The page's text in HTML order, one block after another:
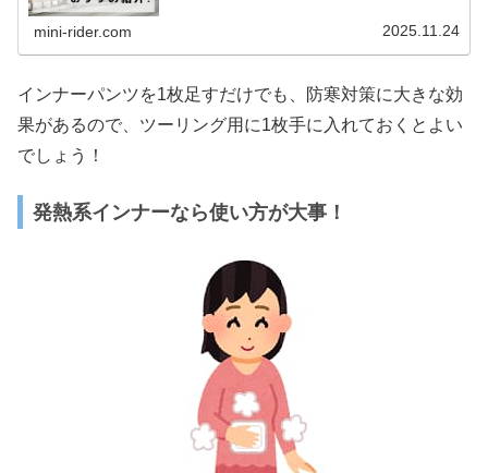
mini-rider.com 2025.11.24
インナーパンツを1枚足すだけでも、防寒対策に大きな効
果があるので、ツーリング用に1枚手に入れておくとよい
でしょう！
発熱系インナーなら使い方が大事！